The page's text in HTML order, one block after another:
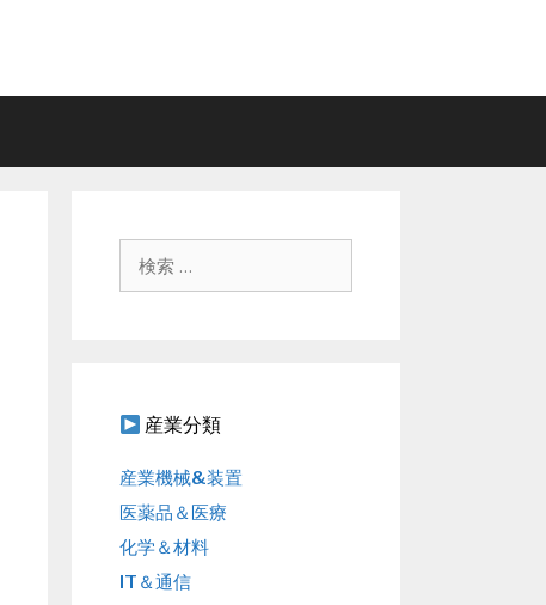
産業分類
産業機械&装置
医薬品＆医療
化学＆材料
IT＆通信